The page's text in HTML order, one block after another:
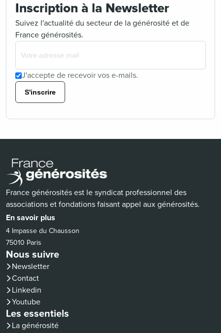
Inscription à la Newsletter
Suivez l'actualité du secteur de la générosité et de
France générosités.
J'accepte de recevoir vos e-mails.
S'inscrire
France générosités est le syndicat professionnel des
associations et fondations faisant appel aux générosités.
En savoir plus
4 Impasse du Chausson
75010 Paris
Nous suivre
Newsletter
Contact
Linkedin
(nouvelle fenêtre)
Youtube
(nouvelle fenêtre)
Les essentiels
La générosité